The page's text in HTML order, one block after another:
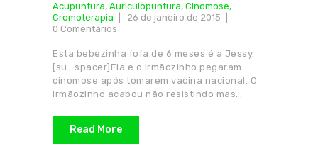
Acupuntura, Auriculopuntura, Cinomose,
Cromoterapia
26 de janeiro de 2015
0 Comentários
Esta bebezinha fofa de 6 meses é a Jessy.
[su_spacer]Ela e o irmãozinho pegaram
cinomose após tomarem vacina nacional. O
irmãozinho acabou não resistindo mas…
Read More